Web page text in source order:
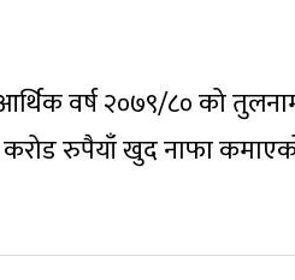
वर्ष २०७९/८० को
करोड रुपैयाँ खुद नाफा